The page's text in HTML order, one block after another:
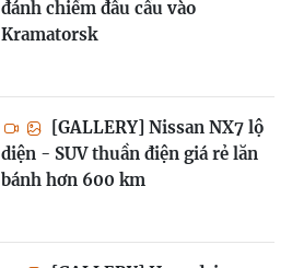
đánh chiếm đầu cầu vào
Kramatorsk
[GALLERY] Nissan NX7 lộ
diện - SUV thuần điện giá rẻ lăn
bánh hơn 600 km